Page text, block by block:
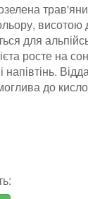
висотою
для
росте на
до